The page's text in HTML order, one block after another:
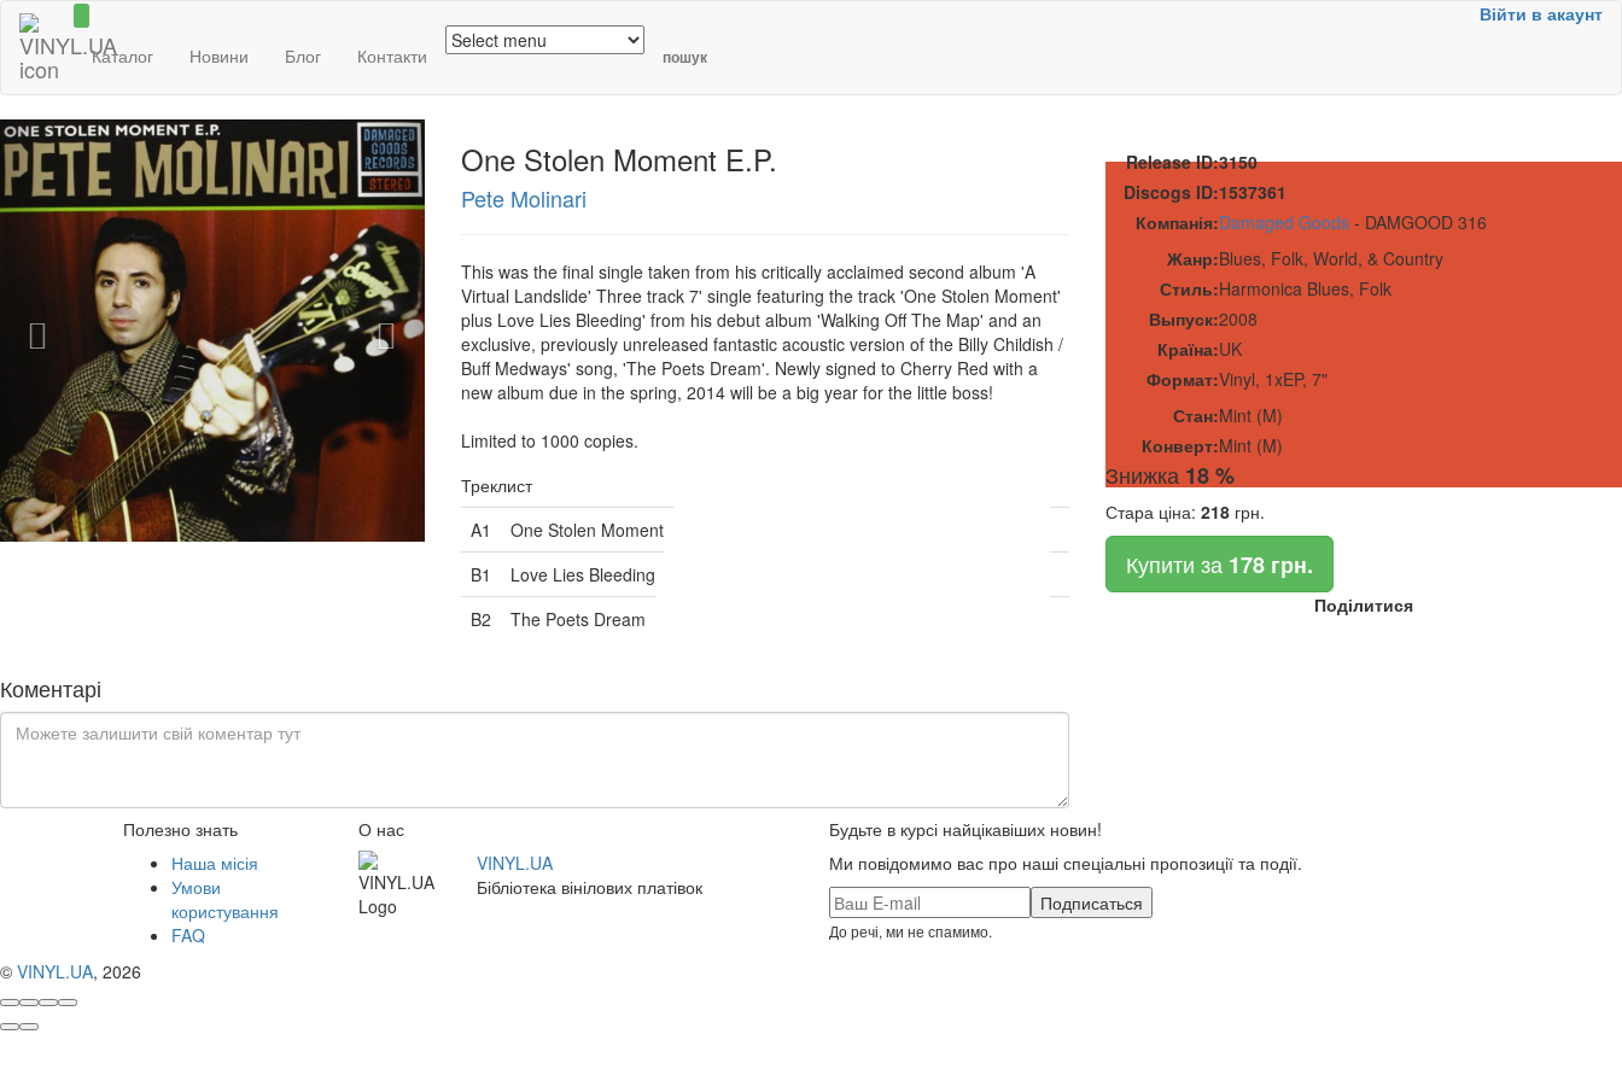
Війти в акаунт
Каталог
Новини Блог Контакти пошук
Previous Next
One Stolen Moment E.P.
Pete Molinari
This was the final single taken from his critically acclaimed second album 'A
Virtual Landslide' Three track 7' single featuring the track 'One Stolen Moment'
plus Love Lies Bleeding' from his debut album 'Walking Off The Map' and an
exclusive, previously unreleased fantastic acoustic version of the Billy Childish /
Buff Medways' song, 'The Poets Dream'. Newly signed to Cherry Red with a
new album due in the spring, 2014 will be a big year for the little boss!
Limited to 1000 copies.
Треклист
A1
One Stolen Moment
B1
Love Lies Bleeding
B2
The Poets Dream
Коментарі
Release ID:3150
Discogs ID:1537361
Компанія:Damaged Goods - DAMGOOD 316
Жанр:Blues, Folk, World, & Country
Стиль:Harmonica Blues, Folk
Выпуск:2008
Країна:UK
Формат:Vinyl, 1xEP, 7"
Стан:Mint (M)
Конверт:Mint (M)
Знижка 18 %
Стара ціна: 218 грн.
Купити за 178 грн.
Поділитися
Полезно знать
Наша місія
Умови
користування
FAQ
О нас
VINYL.UA
Бібліотека вінілових платівок
Будьте в курсі найцікавіших новин!
Ми повідомимо вас про наші спеціальні пропозиції та події.
До речі, ми не спамимо.
© VINYL.UA, 2026